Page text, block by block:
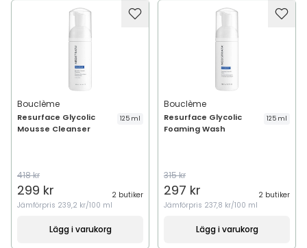
Bouclème
Resurface Glycolic
Mousse Cleanser
125 ml
418 kr
299 kr
2 butiker
Jämförpris 239,2 kr/100 ml
Lägg i varukorg
Bouclème
Resurface Glycolic
Foaming Wash
125 ml
315 kr
297 kr
2 butiker
Jämförpris 237,8 kr/100 ml
Lägg i varukorg